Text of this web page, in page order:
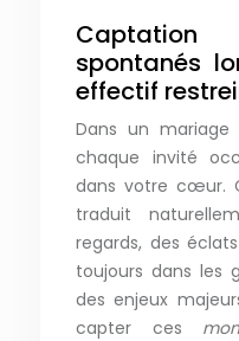
spontanés
effectif
Dans un
chaque invité
dans votre cœur.
traduit
regards, des
toujours dans les
des enjeux
capter ces